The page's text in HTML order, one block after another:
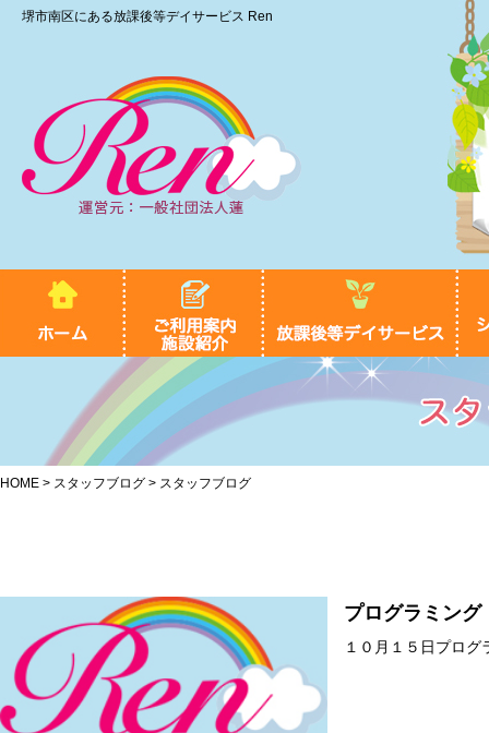
堺市南区にある放課後等デイサービス Ren
HOME > スタッフブログ > スタッフブログ
プログラミング
１０月１５日プログ